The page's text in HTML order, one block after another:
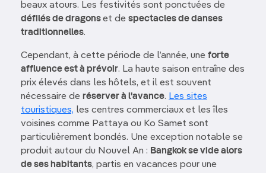
beaux atours. Les festivités sont ponctuées de
défilés de dragonset de spectacles de danses
traditionnelles.
Cependant, à cette période de l’année, une forte
affluence est à prévoir. La haute saison entraîne des
prix élevés dans les hôtels, et il est souvent
nécessaire de réserver à l'avance. Les sites
touristiques, les centres commerciaux et les îles
voisines comme Pattaya ou Ko Samet sont
particulièrement bondés. Une exception notable se
produit autour du Nouvel An : Bangkok se vide alors
de ses habitants, partis en vacances pour une